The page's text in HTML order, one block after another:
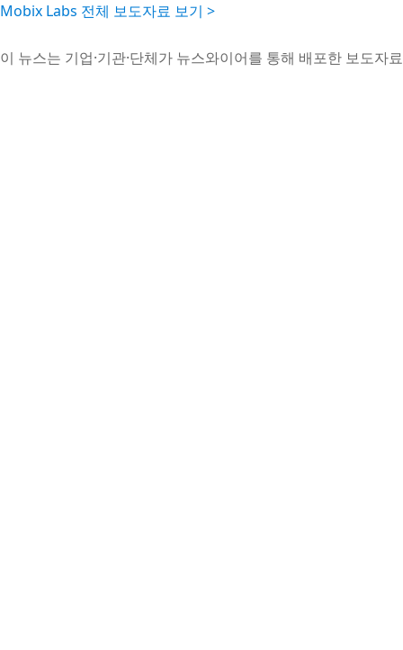
Mobix Labs 전체 보도자료 보기 >
이 뉴스는 기업·기관·단체가 뉴스와이어를 통해 배포한 보도자